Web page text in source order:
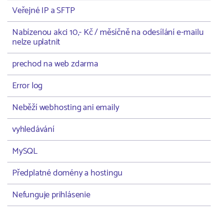
Veřejné IP a SFTP
Nabízenou akci 10,- Kč / měsíčně na odesílání e-mailu
nelze uplatnit
prechod na web zdarma
Error log
Neběží webhosting ani emaily
vyhledávání
MySQL
Předplatné domény a hostingu
Nefunguje prihlásenie